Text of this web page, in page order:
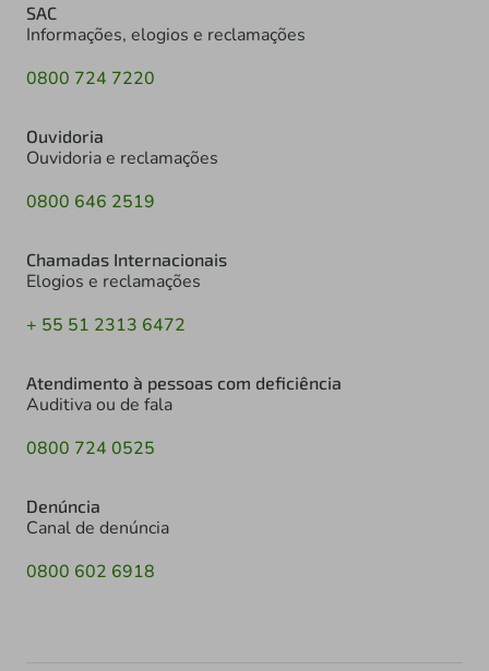
SAC
Informações, elogios e reclamações
0800 724 7220
Ouvidoria
Ouvidoria e reclamações
0800 646 2519
Chamadas Internacionais
Elogios e reclamações
+ 55 51 2313 6472
Atendimento à pessoas com deficiência
Auditiva ou de fala
0800 724 0525
Denúncia
Canal de denúncia
0800 602 6918